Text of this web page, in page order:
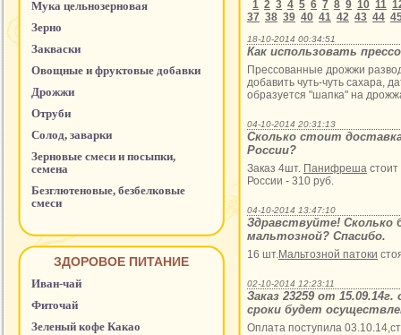
Мука цельнозерновая
Зерно
Закваски
Овощные и фруктовые добавки
Дрожжи
Отруби
Солод, заварки
Зерновые смеси и посыпки,
семена
Безглютеновые, безбелковые
смеси
ЗДОРОВОЕ ПИТАНИЕ
Иван-чай
Фиточай
Зеленый кофе Какао
1 2 3 4 5 6 7 8 9 10 11
37 38 39 40 41 42 43 44
18-10-2014 00:34:51
Как использовать
Прессованные дрожжи
добавить чуть-чуть сахара,
образуется "шапка" на
04-10-2014 20:31:13
Сколько стоит
России?
Заказ 4шт. Панифреша
России - 310 руб.
04-10-2014 13:47:10
Здравствуйте! Сколько
мальтозной? Спасибо.
16 шт.Мальтозной патоки
02-10-2014 12:23:11
Заказ 23259 от
сроки будет
Оплата поступила